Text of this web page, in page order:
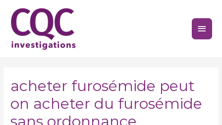
content
Main
acheter furosémide peut
on acheter du furosémide